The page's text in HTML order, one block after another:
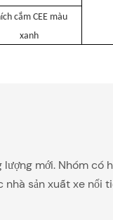
cắm CEE màu
xanh
mới. Nhóm có
sản xuất xe nổi